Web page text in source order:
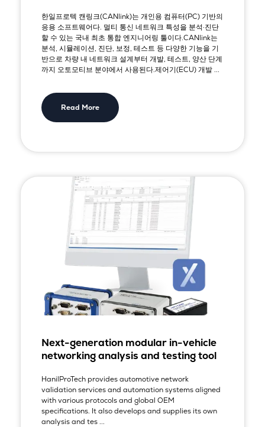
한일프로텍 캔링크(CANlink)는 개인용 컴퓨터(PC) 기반의
응용 소프트웨어다. 멀티 통신 네트워크 특성을 분석·진단
할 수 있는 국내 최초 통합 엔지니어링 툴이다.CANlink는
분석, 시뮬레이션, 진단, 보정, 테스트 등 다양한 기능을 기
반으로 차량 내 네트워크 설계부터 개발, 테스트, 양산 단계
까지 오토모티브 분야에서 사용된다.제어기(ECU) 개발 ...
Read More
Next-generation modular in-vehicle
networking analysis and testing tool
HanilProTech provides automotive network
validation services and automation systems aligned
with various protocols and global OEM
specifications. It also develops and supplies its own
analysis and tes ...